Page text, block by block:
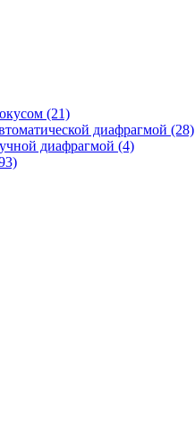
(21)
диафрагмой (28)
диафрагмой (4)